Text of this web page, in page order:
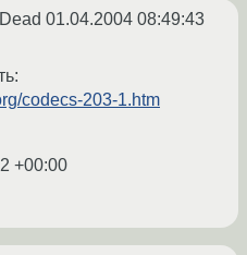
01.04.2004 08:49:43
codecs-203-1.htm
+00:00